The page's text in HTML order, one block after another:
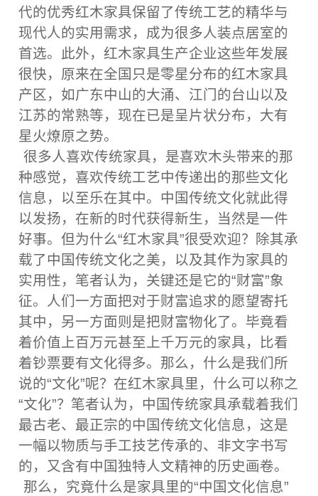
代的优秀红木家具保留了传统工艺的精华与
现代人的实用需求，成为很多人装点居室的
首选。此外，红木家具生产企业这些年发展
很快，原来在全国只是零星分布的红木家具
产区，如广东中山的大涌、江门的台山以及
江苏的常熟等，现在已是呈片状分布，大有
星火燎原之势。
很多人喜欢传统家具，是喜欢木头带来的那
种感觉，喜欢传统工艺中传递出的那些文化
信息，以至乐在其中。中国传统文化就此得
以发扬，在新的时代获得新生，当然是一件
好事。但为什么“红木家具”很受欢迎？除其承
载了中国传统文化之美，以及其作为家具的
实用性，笔者认为，关键还是它的“财富”象
征。人们一方面把对于财富追求的愿望寄托
其中，另一方面则是把财富物化了。毕竟看
着价值上百万元甚至上千万元的家具，比看
着钞票要有文化得多。那么，什么是我们所
说的“文化”呢？在红木家具里，什么可以称之
“文化”？笔者认为，中国传统家具承载着我们
最古老、最正宗的中国传统文化信息，这是
一幅以物质与手工技艺传承的、非文字书写
的，又含有中国独特人文精神的历史画卷。
那么，究竟什么是家具里的“中国文化信息”